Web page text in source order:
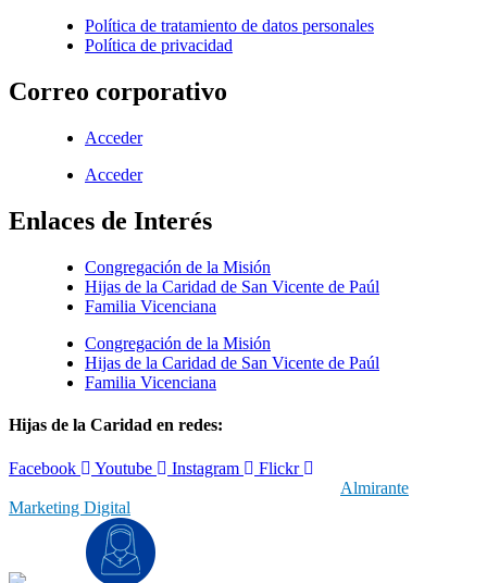
Política de tratamiento de datos personales
Política de privacidad
Correo corporativo
Acceder
Acceder
Enlaces de Interés
Congregación de la Misión
Hijas de la Caridad de San Vicente de Paúl
Familia Vicenciana
Congregación de la Misión
Hijas de la Caridad de San Vicente de Paúl
Familia Vicenciana
Hijas de la Caridad en redes:
Facebook Youtube Instagram
Flickr
Almirante
Marketing Digital